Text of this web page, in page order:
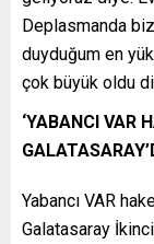
Deplasmanda
duyduğum en
çok büyük oldu
‘YABANCI VAR
Yabancı VAR
Galatasaray